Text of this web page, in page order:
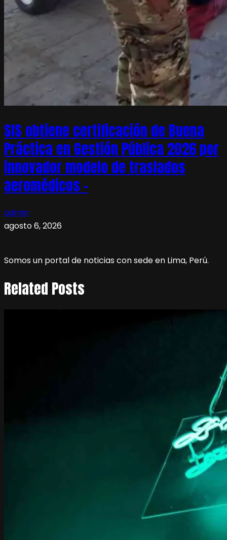
SIS obtiene certificación de Buena
Práctica en Gestión Pública 2026 por
innovador modelo de traslados
aeromédicos –
admin
agosto 6, 2026
Somos un portal de noticias con sede en Lima, Perú.
Related Posts